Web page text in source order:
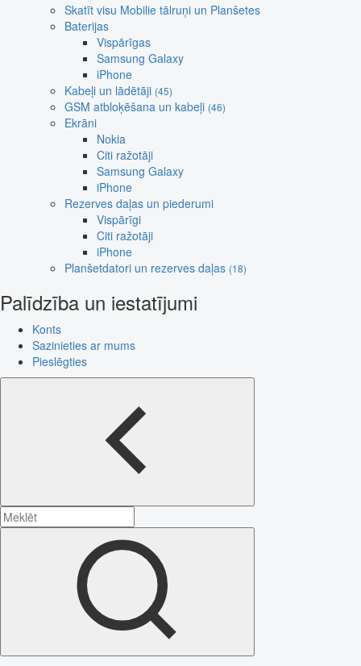
Skatīt visu Mobilie tālruņi un Planšetes
Baterijas
Vispārīgas
Samsung Galaxy
iPhone
Kabeļi un lādētāji (45)
GSM atbloķēšana un kabeļi (46)
Ekrāni
Nokia
Citi ražotāji
Samsung Galaxy
iPhone
Rezerves daļas un piederumi
Vispārīgi
Citi ražotāji
iPhone
Planšetdatori un rezerves daļas (18)
Palīdzība un iestatījumi
Konts
Sazinieties ar mums
Pieslēgties